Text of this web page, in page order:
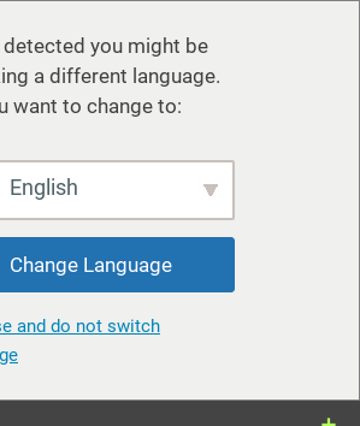
detected you might be
a different language.
want to change to:
English
Change Language
and do not switch